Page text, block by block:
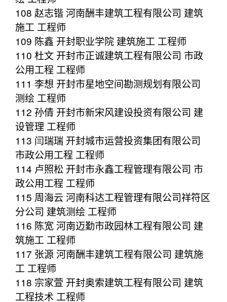
108 赵志锴 河南酬丰建筑工程有限公司 建筑
施工 工程师
109 陈鑫 开封职业学院 建筑施工 工程师
110 杜文 开封市正诚建筑工程有限公司 市政
公用工程 工程师
111 李想 开封市星地空间勘测规划有限公司
测绘 工程师
112 孙倩 开封市新宋风建设投资有限公司 建
设管理 工程师
113 闫瑞瑞 开封城市运营投资集团有限公司
市政公用工程 工程师
114 卢照松 开封市永鑫工程管理有限公司 市
政公用工程 工程师
115 周海云 河南科达工程管理有限公司祥符区
分公司 建筑测绘 工程师
116 陈宽 河南迈勤市政园林工程有限公司 建
筑施工 工程师
117 张源 河南酬丰建筑工程有限公司 建筑施
工 工程师
118 宗家萱 开封奥索建筑工程有限公司 建筑
工程技术 工程师